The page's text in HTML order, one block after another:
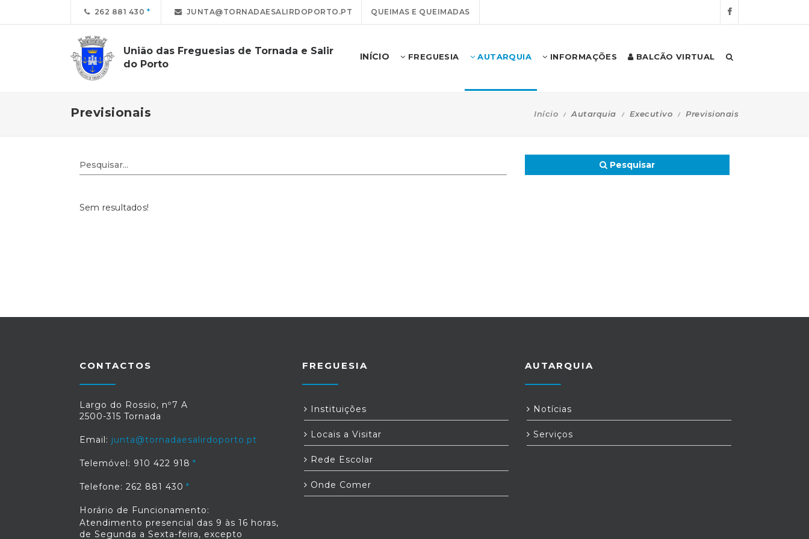
262 881 430 JUNTA@TORNADAESALIRDOPORTO.PT QUEIMAS E QUEIMADAS
União das Freguesias de Tornada e Salir
do Porto
INÍCIO FREGUESIA AUTARQUIA INFORMAÇÕES BALCÃO VIRTUAL
Previsionais Início Autarquia Executivo Previsionais
Pesquisar
Sem resultados!
CONTACTOS
Largo do Rossio, nº7 A
2500-315 Tornada
Email: junta@tornadaesalirdoporto.pt
Telemóvel: 910 422 918
Telefone: 262 881 430
Horário de Funcionamento:
Atendimento presencial das 9 às 16 horas,
de Segunda a Sexta-feira, excepto
FREGUESIA
Instituições
Locais a Visitar
Rede Escolar
Onde Comer
AUTARQUIA
Notícias
Serviços